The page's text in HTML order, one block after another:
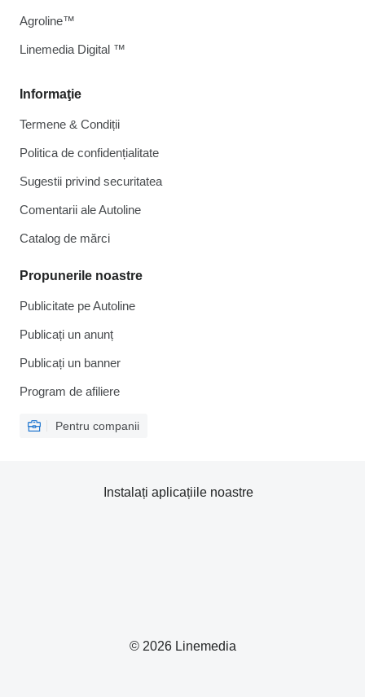
Informaţie
Termene & Condiții
Politica de confidențialitate
Sugestii privind securitatea
Comentarii ale Autoline
Catalog de mărcі
Propunerile noastre
Publicitate pe Autoline
Publicați un anunț
Publicați un banner
Program de afiliere
Pentru companii
Agroline™
Linemedia Digital ™
© 2026 Linemedia
Instalați aplicațiile noastre